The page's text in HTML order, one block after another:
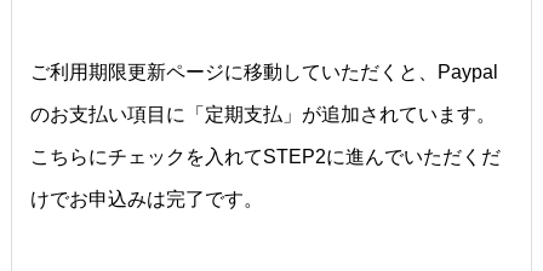
ご利用期限更新ページに移動していただくと、Paypal
のお支払い項目に「定期支払」が追加されています。
こちらにチェックを入れてSTEP2に進んでいただくだ
けでお申込みは完了です。